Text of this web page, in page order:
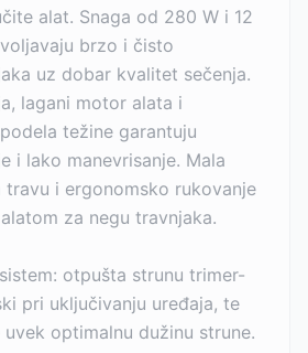
alat. Snaga od 280 W i 12
brzo i čisto
uz dobar kvalitet sečenja.
lagani motor alata i
težine garantuju
i lako manevrisanje. Mala
i ergonomsko rukovanje
za negu travnjaka.
otpušta strunu trimer-
pri uključivanju uređaja, te
optimalnu dužinu strune.